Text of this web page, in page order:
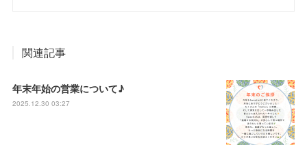
関連記事
年末年始の営業について♪
2025.12.30 03:27